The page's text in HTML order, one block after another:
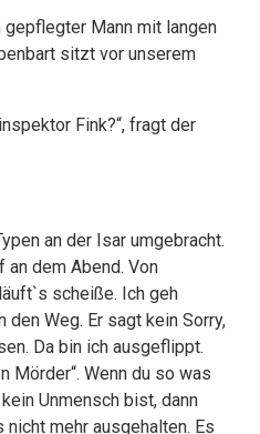
gepflegter Mann mit langen
sitzt vor unserem
Fink?“, fragt der
an der Isar umgebracht.
an dem Abend. Von
scheiße. Ich geh
den Weg. Er sagt kein Sorry,
Da bin ich ausgeflippt.
Mörder“. Wenn du so was
Unmensch bist, dann
mehr ausgehalten. Es